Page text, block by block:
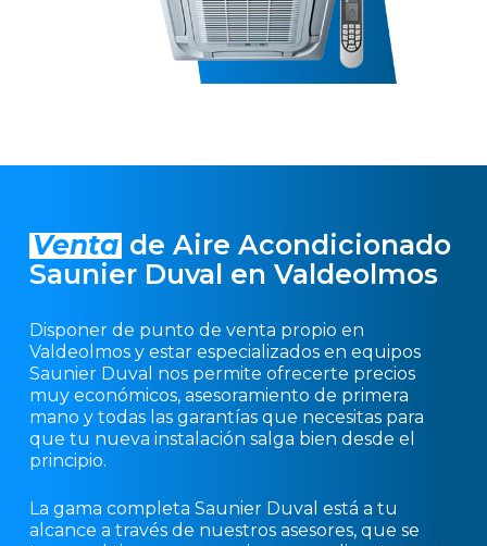
Venta de Aire Acondicionado
Saunier Duval en Valdeolmos
Disponer de punto de venta propio en
Valdeolmos y estar especializados en equipos
Saunier Duval nos permite ofrecerte precios
muy económicos, asesoramiento de primera
mano y todas las garantías que necesitas para
que tu nueva instalación salga bien desde el
principio.
La gama completa Saunier Duval está a tu
alcance a través de nuestros asesores, que se